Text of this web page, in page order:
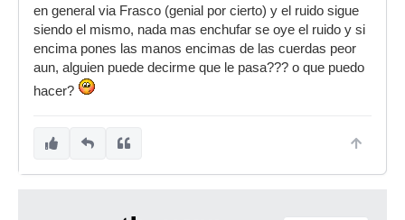
en general via Frasco (genial por cierto) y el ruido sigue
siendo el mismo, nada mas enchufar se oye el ruido y si
encima pones las manos encimas de las cuerdas peor
aun, alguien puede decirme que le pasa??? o que puedo
hacer?